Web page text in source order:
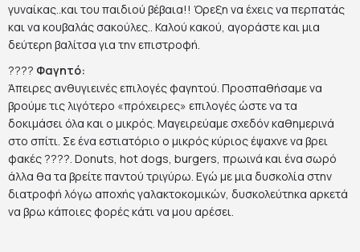
γυναίκας..και του παιδιού βέβαια!! Όρεξη να έχεις να περπατάς
και να κουβαλάς σακούλες.. Καλού κακού, αγοράστε και μια
δεύτερη βαλίτσα για την επιστροφή.
???? Φαγητό:
Άπειρες ανθυγιεινές επιλογές φαγητού. Προσπαθήσαμε να
βρούμε τις λιγότερο «πρόχειρες» επιλογές ώστε να τα
δοκιμάσει όλα και ο μικρός. Μαγειρεύαμε σχεδόν καθημερινά
στο σπίτι. Σε ένα εστιατόριο ο μικρός κύριος έψαχνε να βρει
φακές ????. Donuts, hot dogs, burgers, πρωινά και ένα σωρό
άλλα θα τα βρείτε παντού τριγύρω. Εγώ με μια δυσκολία στην
διατροφή λόγω αποχής γαλακτοκομικών, δυσκολεύτηκα αρκετά
να βρω κάποιες φορές κάτι να μου αρέσει.